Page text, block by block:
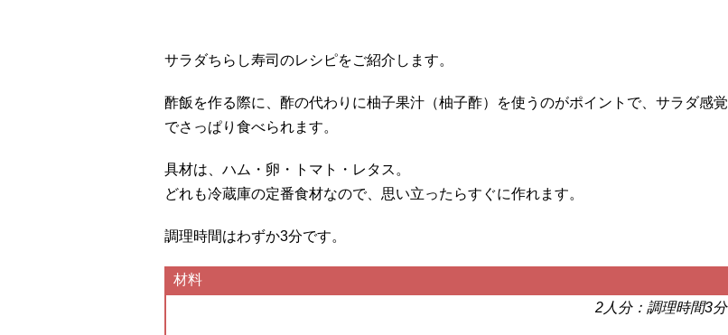
サラダちらし寿司のレシピをご紹介します。
酢飯を作る際に、酢の代わりに柚子果汁（柚子酢）を使うのがポイントで、サラダ感覚
でさっぱり食べられます。
具材は、ハム・卵・トマト・レタス。
どれも冷蔵庫の定番食材なので、思い立ったらすぐに作れます。
調理時間はわずか3分です。
材料
2人分：調理時間3分